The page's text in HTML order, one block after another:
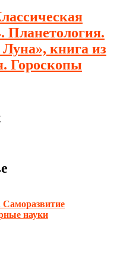
Планетология.
книга из
Гороскопы
Саморазвитие
науки